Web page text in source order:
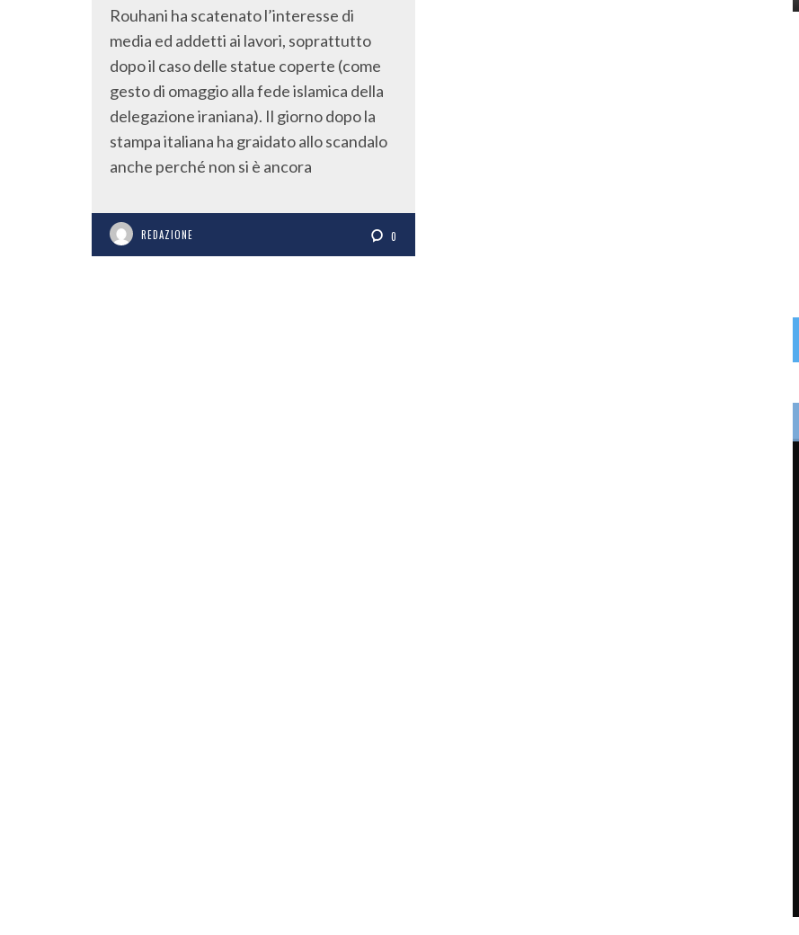
Rouhani ha scatenato l’interesse di
media ed addetti ai lavori, soprattutto
dopo il caso delle statue coperte (come
gesto di omaggio alla fede islamica della
delegazione iraniana). Il giorno dopo la
stampa italiana ha graidato allo scandalo
anche perché non si è ancora
REDAZIONE 0